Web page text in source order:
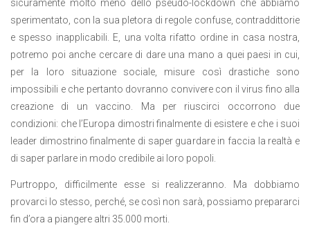
sicuramente molto meno dello pseudo-lockdown che abbiamo
sperimentato, con la sua pletora di regole confuse, contraddittorie
e spesso inapplicabili. E, una volta rifatto ordine in casa nostra,
potremo poi anche cercare di dare una mano a quei paesi in cui,
per la loro situazione sociale, misure così drastiche sono
impossibili e che pertanto dovranno convivere con il virus fino alla
creazione di un vaccino. Ma per riuscirci occorrono due
condizioni: che l’Europa dimostri finalmente di esistere e che i suoi
leader dimostrino finalmente di saper guardare in faccia la realtà e
di saper parlare in modo credibile ai loro popoli.
Purtroppo, difficilmente esse si realizzeranno. Ma dobbiamo
provarci lo stesso, perché, se così non sarà, possiamo prepararci
fin d’ora a piangere altri 35.000 morti.